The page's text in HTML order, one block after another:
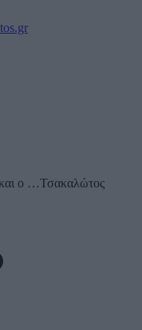
και ο …Τσακαλώτος